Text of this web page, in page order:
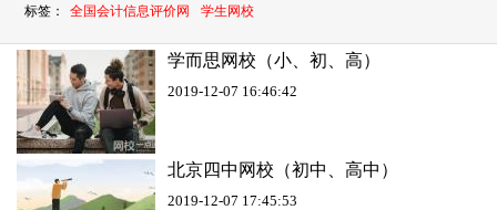
标签： 全国会计信息评价网 学生网校
学而思网校（小、初、高）
2019-12-07 16:46:42
北京四中网校（初中、高中）
2019-12-07 17:45:53